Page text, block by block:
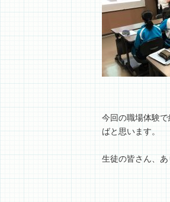
今回の職場体験
ばと思います。
生徒の皆さん、あ